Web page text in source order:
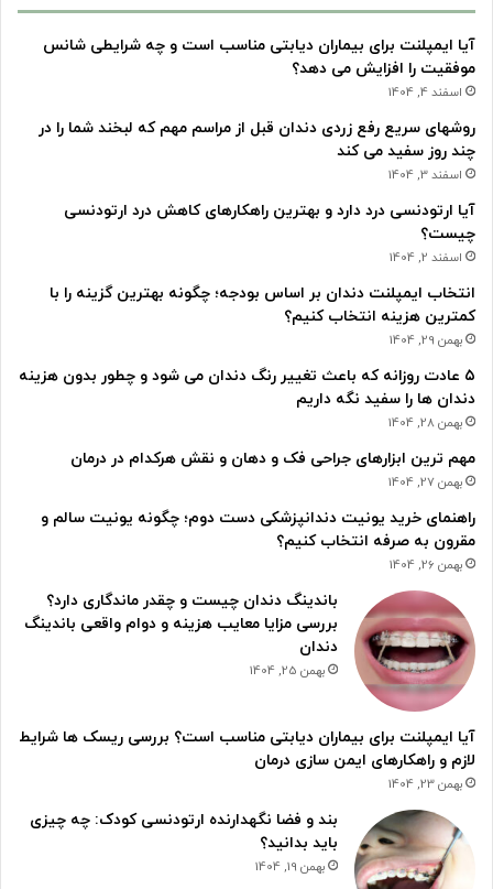
آیا ایمپلنت برای بیماران دیابتی مناسب است و چه شرایطی شانس
موفقیت را افزایش می دهد؟
اسفند 4, 1404
روشهای سریع رفع زردی دندان قبل از مراسم مهم که لبخند شما را در
چند روز سفید می کند
اسفند 3, 1404
آیا ارتودنسی درد دارد و بهترین راهکارهای کاهش درد ارتودنسی
چیست؟
اسفند 2, 1404
انتخاب ایمپلنت دندان بر اساس بودجه؛ چگونه بهترین گزینه را با
کمترین هزینه انتخاب کنیم؟
بهمن 29, 1404
۵ عادت روزانه که باعث تغییر رنگ دندان می شود و چطور بدون هزینه
دندان ها را سفید نگه داریم
بهمن 28, 1404
مهم ترین ابزارهای جراحی فک و دهان و نقش هرکدام در درمان
بهمن 27, 1404
راهنمای خرید یونیت دندانپزشکی دست دوم؛ چگونه یونیت سالم و
مقرون به صرفه انتخاب کنیم؟
بهمن 26, 1404
باندینگ دندان چیست و چقدر ماندگاری دارد؟
بررسی مزایا معایب هزینه و دوام واقعی باندینگ
دندان
بهمن 25, 1404
آیا ایمپلنت برای بیماران دیابتی مناسب است؟ بررسی ریسک ها شرایط
لازم و راهکارهای ایمن سازی درمان
بهمن 23, 1404
بند و فضا نگهدارنده ارتودنسی کودک: چه چیزی
باید بدانید؟
بهمن 19, 1404